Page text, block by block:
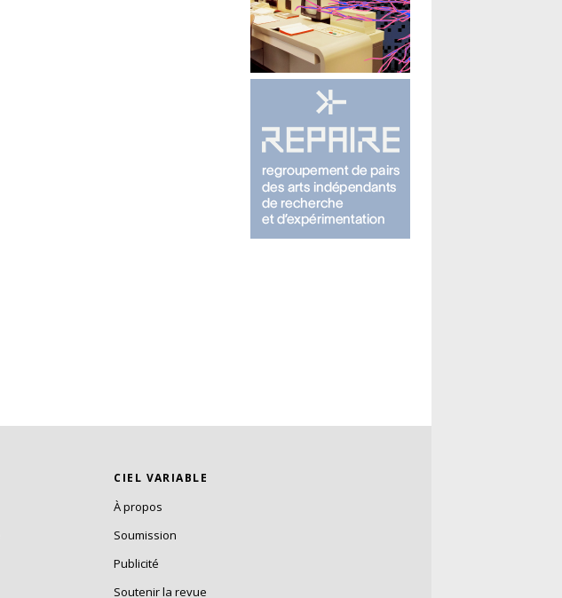
CIEL VARIABLE
À propos
Soumission
Publicité
Soutenir la revue